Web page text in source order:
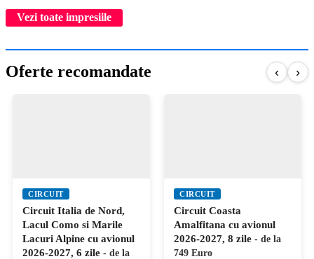
Vezi toate impresiile
Oferte recomandate ‹ ›
CIRCUIT
Circuit Italia de Nord,
Lacul Como si Marile
Lacuri Alpine cu avionul
2026-2027, 6 zile - de la
CIRCUIT
Circuit Coasta
Amalfitana cu avionul
2026-2027, 8 zile - de la
749 Euro